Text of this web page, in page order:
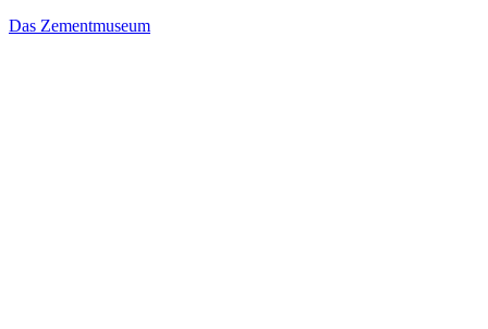
Das Zementmuseum